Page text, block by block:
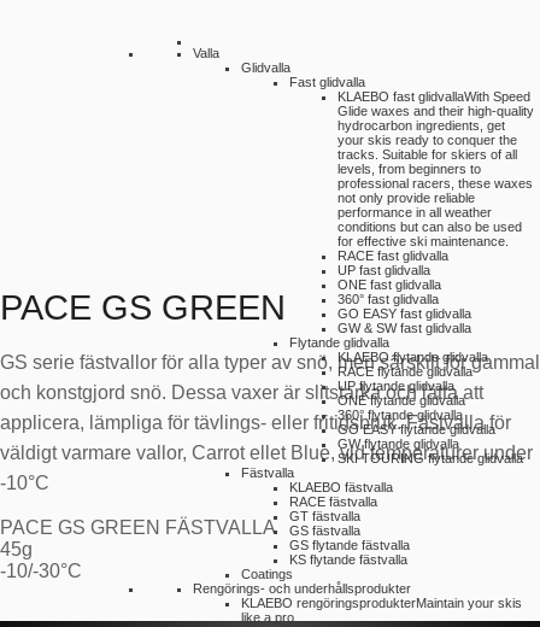
Valla
Glidvalla
Fast glidvalla
KLAEBO fast glidvallaWith Speed
Glide waxes and their high-quality
hydrocarbon ingredients, get
your skis ready to conquer the
tracks. Suitable for skiers of all
levels, from beginners to
professional racers, these waxes
not only provide reliable
performance in all weather
conditions but can also be used
for effective ski maintenance.
RACE fast glidvalla
UP fast glidvalla
ONE fast glidvalla
360° fast glidvalla
GO EASY fast glidvalla
GW & SW fast glidvalla
Flytande glidvalla
KLAEBO flytande glidvalla
RACE flytande glidvalla
UP flytande glidvalla
ONE flytande glidvalla
360° flytande glidvalla
GO EASY flytande glidvalla
GW flytande glidvalla
SKI TOURING flytande glidvalla
Fästvalla
KLAEBO fästvalla
RACE fästvalla
GT fästvalla
GS fästvalla
GS flytande fästvalla
KS flytande fästvalla
Coatings
Rengörings- och underhållsprodukter
KLAEBO rengöringsprodukterMaintain your skis
like a pro.
PACE GS GREEN
GS serie fästvallor för alla typer av snö, men särskilt för gammal
och konstgjord snö. Dessa vaxer är slitstarka och lätta att
applicera, lämpliga för tävlings- eller fritidsbruk. Fästvalla för
väldigt varmare vallor, Carrot ellet Blue, vid temperaturer under
-10°C
PACE GS GREEN FÄSTVALLA
45g
-10/-30°C